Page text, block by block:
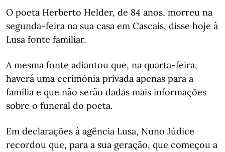
O poeta Herberto Helder, de 84 anos, morreu na
segunda-feira na sua casa em Cascais, disse hoje à
Lusa fonte familiar.
A mesma fonte adiantou que, na quarta-feira,
haverá uma cerimónia privada apenas para a
família e que não serão dadas mais informações
sobre o funeral do poeta.
Em declarações à agência Lusa, Nuno Júdice
recordou que, para a sua geração, que começou a